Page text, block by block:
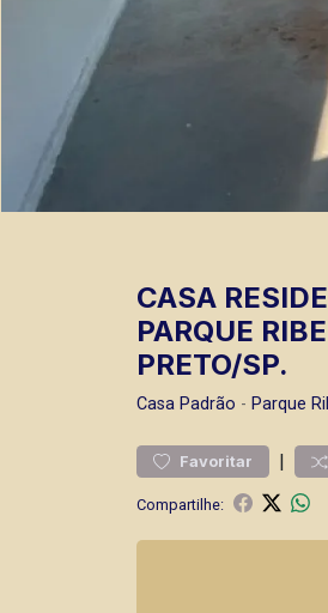
CASA
PARQUE
PRETO/SP.
Casa Padrão - Parque
Favoritar |
Compartilhe: